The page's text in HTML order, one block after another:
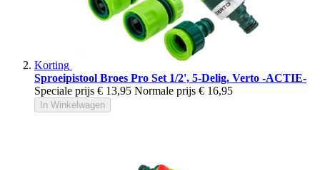
Korting
Sproeipistool Broes Pro Set 1/2', 5-Delig. Verto -ACTIE-
Speciale prijs € 13,95 Normale prijs € 16,95
In Winkelwagen